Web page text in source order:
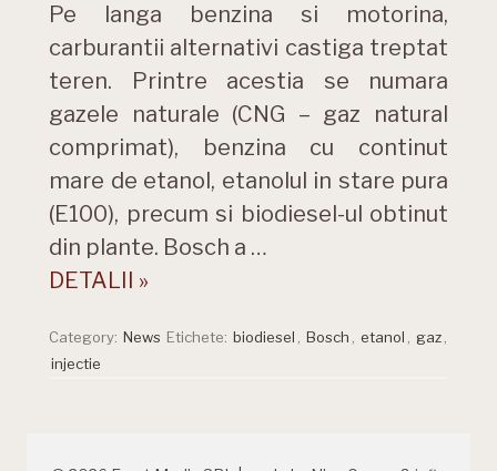
Pe langa benzina si motorina,
carburantii alternativi castiga treptat
teren. Printre acestia se numara
gazele naturale (CNG – gaz natural
comprimat), benzina cu continut
mare de etanol, etanolul in stare pura
(E100), precum si biodiesel-ul obtinut
din plante. Bosch a …
DETALII »
Category: News Etichete: biodiesel Bosch etanol gaz
injectie